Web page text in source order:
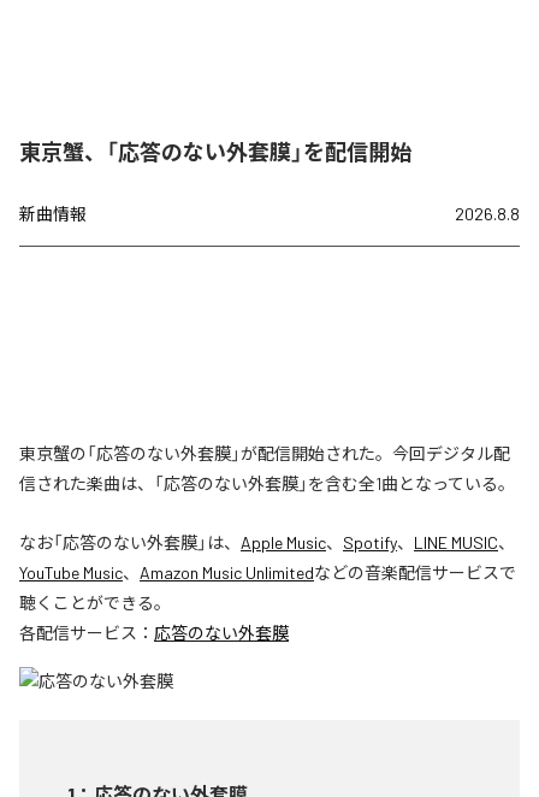
東京蟹、「応答のない外套膜」を配信開始
新曲情報 2026.8.8
東京蟹の「応答のない外套膜」が配信開始された。今回デジタル配
信された楽曲は、「応答のない外套膜」を含む全1曲となっている。
なお「応答のない外套膜」は、 Apple Music、 Spotify、 LINE MUSIC、
YouTube Music、 Amazon Music Unlimitedなどの音楽配信サービスで
聴くことができる。
各配信サービス： 応答のない外套膜